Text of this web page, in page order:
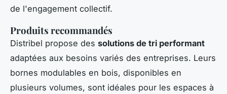
de l'engagement collectif.
Produits recommandés
Distribel propose des solutions de tri performant
adaptées aux besoins variés des entreprises. Leurs
bornes modulables en bois, disponibles en
plusieurs volumes, sont idéales pour les espaces à